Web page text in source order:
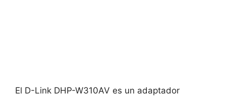
El D-Link DHP-W310AV es un adaptador